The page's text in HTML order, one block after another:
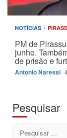
NOTÍCIAS
PM de
junho.
de prisão e
Antonio Naressi
Pesquisar
Pesquisar